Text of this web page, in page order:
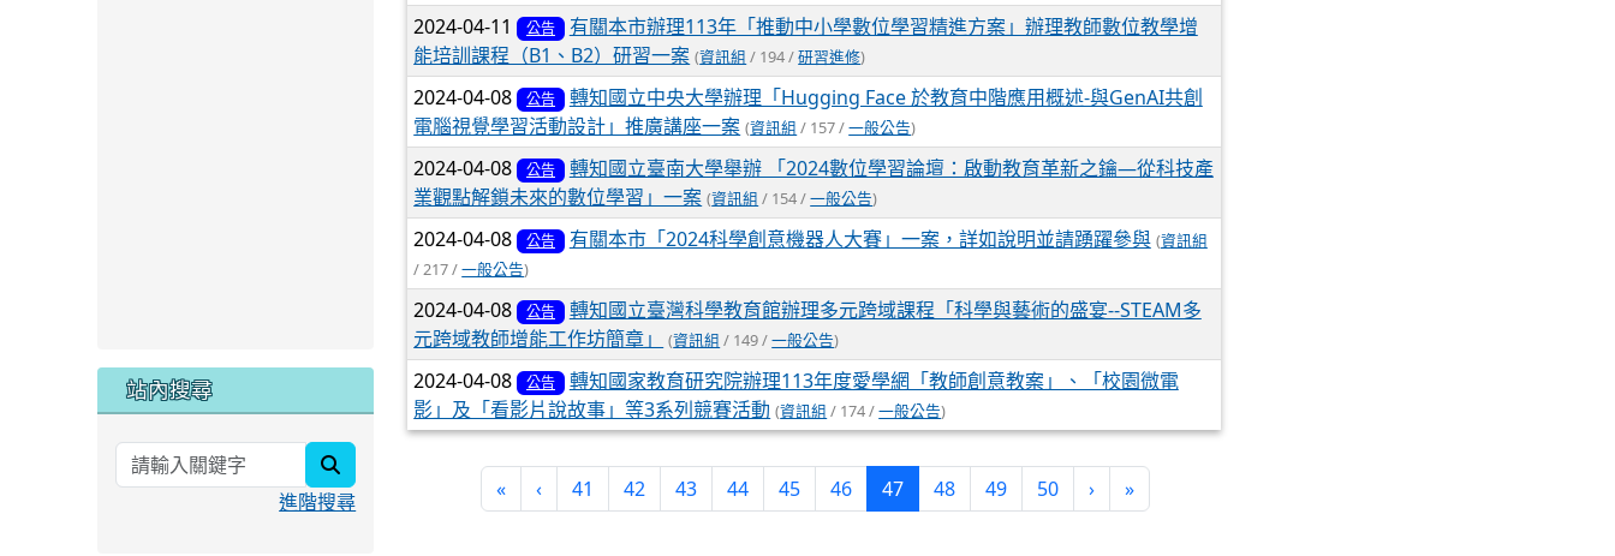
2024-04-11 公告
有關本市辦理113年「推動中小學數位學習精進方案」辦理教師數位教學增
能培訓課程（B1、B2）研習一案 (資訊組 / 194 /研習進修)
2024-04-08 公告
轉知國立中央大學辦理「Hugging Face 於教育中階應用概述-與GenAI共創
電腦視覺學習活動設計」推廣講座一案 (資訊組 / 157 /一般公告)
2024-04-08 公告
轉知國立臺南大學舉辦 「2024數位學習論壇：啟動教育革新之鑰—從科技產
業觀點解鎖未來的數位學習」一案 (資訊組 / 154 /一般公告)
2024-04-08 公告 有關本市「2024科學創意機器人大賽」一案，詳如說明並請踴躍參與 (資訊組
/ 217 /一般公告)
2024-04-08 公告
轉知國立臺灣科學教育館辦理多元跨域課程「科學與藝術的盛宴--STEAM多
元跨域教師增能工作坊簡章」
(資訊組 / 149 /一般公告)
2024-04-08 公告
轉知國家教育研究院辦理113年度愛學網「教師創意教案」、「校園微電
影」及「看影片說故事」等3系列競賽活動 (資訊組 / 174 /一般公告)
« ‹ 41 42 43 44 45 46 47(current)
48 49 50 › »
站內搜尋
進階搜尋